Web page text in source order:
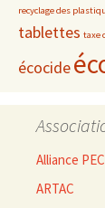
recyclage des
tablettes taxe
écocide
Alliance
ARTAC